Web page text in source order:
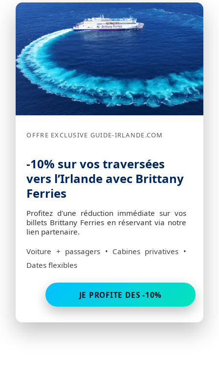
OFFRE EXCLUSIVE GUIDE-IRLANDE.COM
-10% sur vos traversées
vers l’Irlande avec Brittany
Ferries
Profitez d'une réduction immédiate sur vos
billets Brittany Ferries en réservant via notre
lien partenaire.
Voiture + passagers • Cabines privatives •
Dates flexibles
JE PROFITE DES -10%